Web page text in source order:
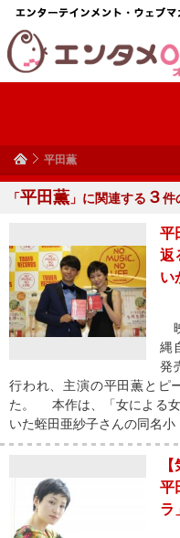
平田薫
「平田薫 」に関連する ３件
平
返
い
縄
発
行われ、主演の平田薫とピ
た。 本作は、「女による女
いた蛭田亜紗子さんの同名小
平
ラ